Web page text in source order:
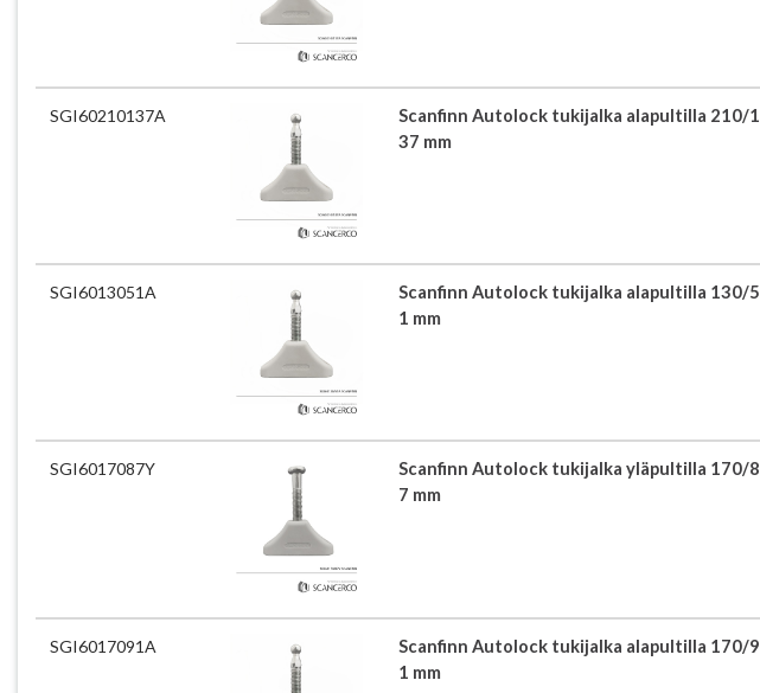
SGI60210137A
Scanfinn Autolock tukijalka alapultilla 210/1
37 mm
SGI6013051A
Scanfinn Autolock tukijalka alapultilla 130/5
1 mm
SGI6017087Y
Scanfinn Autolock tukijalka yläpultilla 170/8
7 mm
SGI6017091A
Scanfinn Autolock tukijalka alapultilla 170/9
1 mm